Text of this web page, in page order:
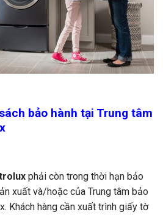
bảo hành tại Trung tâm
phải còn trong thời hạn bảo
xuất và/hoặc của Trung tâm bảo
Khách hàng cần xuất trình giấy tờ